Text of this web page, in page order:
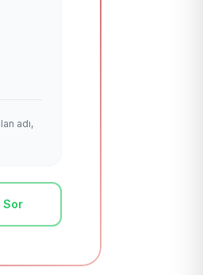
adı,
Sor